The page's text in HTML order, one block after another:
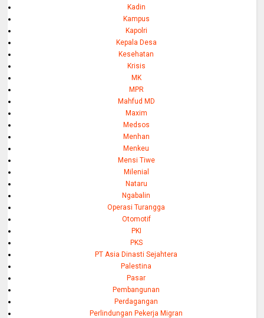
Kadin
Kampus
Kapolri
Kepala Desa
Kesehatan
Krisis
MK
MPR
Mahfud MD
Maxim
Medsos
Menhan
Menkeu
Mensi Tiwe
Milenial
Nataru
Ngabalin
Operasi Turangga
Otomotif
PKI
PKS
PT Asia Dinasti Sejahtera
Palestina
Pasar
Pembangunan
Perdagangan
Perlindungan Pekerja Migran